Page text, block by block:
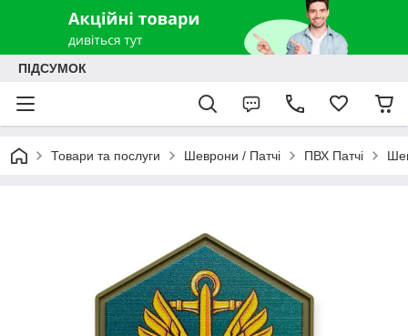
ПІДСУМОК
Товари та послуги Шеврони / Патчі ПВХ Патчі